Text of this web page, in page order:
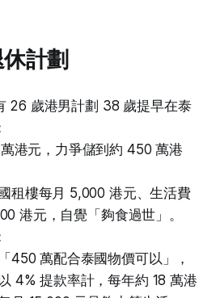
計劃
26 歲港男計劃 38 歲提早在泰
港元，力爭儲到約 450 萬港
租樓每月 5,000 港元、生活費
港元，自覺「夠食過世」。
450 萬配合泰國物價可以」，
4% 提款率計，每年約 18 萬港